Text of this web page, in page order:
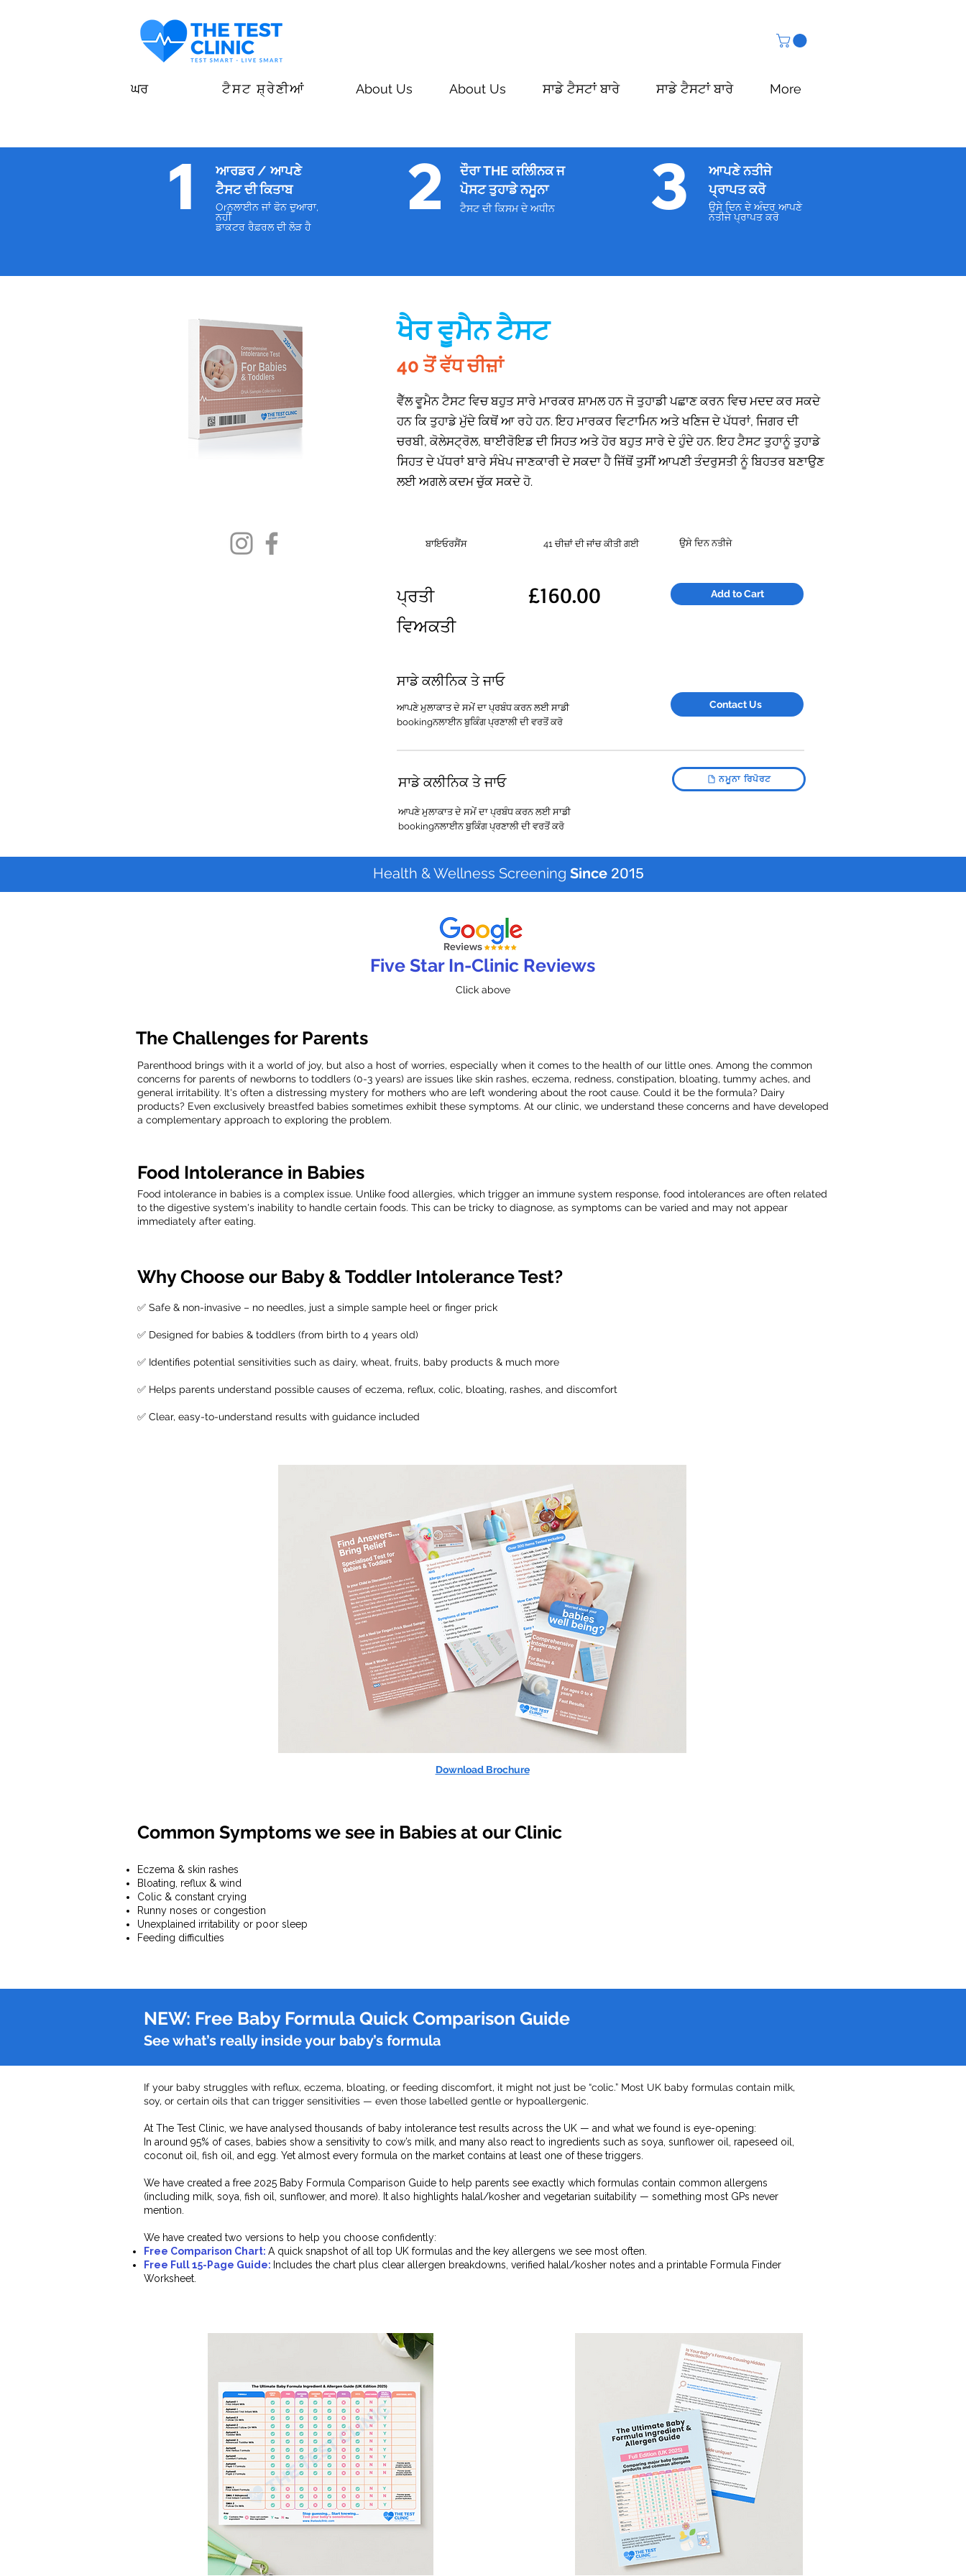
ਘਰ ਟੈਸਟ ਸ਼੍ਰੇਣੀਆਂ About Us About Us ਸਾਡੇ ਟੈਸਟਾਂ ਬਾਰੇ ਸਾਡੇ ਟੈਸਟਾਂ ਬਾਰੇ More
1 ਆਰਡਰ / ਆਪਣੇ
ਟੈਸਟ ਦੀ ਕਿਤਾਬ
Orਨਲਾਈਨ ਜਾਂ ਫੋਨ ਦੁਆਰਾ,
ਨਹੀਂ
ਡਾਕਟਰ ਰੈਫ਼ਰਲ ਦੀ ਲੋੜ ਹੈ
2 ਦੌਰਾ THE ਕਲੀਿਨਕ ਜ
ਪੋਸਟ ਤੁਹਾਡੇ ਨਮੂਨਾ
ਟੈਸਟ ਦੀ ਕਿਸਮ ਦੇ ਅਧੀਨ 3
ਆਪਣੇ ਨਤੀਜੇ
ਪ੍ਰਾਪਤ ਕਰੋ
ਉਸੇ ਦਿਨ ਦੇ ਅੰਦਰ ਆਪਣੇ
ਨਤੀਜੇ ਪ੍ਰਾਪਤ ਕਰੋ
ਖੈਰ ਵੂਮੈਨ ਟੈਸਟ
40 ਤੋਂ ਵੱਧ ਚੀਜ਼ਾਂ
ਵੈੱਲ ਵੂਮੈਨ ਟੈਸਟ ਵਿਚ ਬਹੁਤ ਸਾਰੇ ਮਾਰਕਰ ਸ਼ਾਮਲ ਹਨ ਜੋ ਤੁਹਾਡੀ ਪਛਾਣ ਕਰਨ ਵਿਚ ਮਦਦ ਕਰ ਸਕਦੇ
ਹਨ ਕਿ ਤੁਹਾਡੇ ਮੁੱਦੇ ਕਿਥੋਂ ਆ ਰਹੇ ਹਨ. ਇਹ ਮਾਰਕਰ ਵਿਟਾਮਿਨ ਅਤੇ ਖਣਿਜ ਦੇ ਪੱਧਰਾਂ, ਜਿਗਰ ਦੀ
ਚਰਬੀ, ਕੋਲੇਸਟ੍ਰੋਲ, ਥਾਈਰੋਇਡ ਦੀ ਸਿਹਤ ਅਤੇ ਹੋਰ ਬਹੁਤ ਸਾਰੇ ਦੇ ਹੁੰਦੇ ਹਨ. ਇਹ ਟੈਸਟ ਤੁਹਾਨੂੰ ਤੁਹਾਡੇ
ਸਿਹਤ ਦੇ ਪੱਧਰਾਂ ਬਾਰੇ ਸੰਖੇਪ ਜਾਣਕਾਰੀ ਦੇ ਸਕਦਾ ਹੈ ਜਿੱਥੋਂ ਤੁਸੀਂ ਆਪਣੀ ਤੰਦਰੁਸਤੀ ਨੂੰ ਬਿਹਤਰ ਬਣਾਉਣ
ਲਈ ਅਗਲੇ ਕਦਮ ਚੁੱਕ ਸਕਦੇ ਹੋ.
ਬਾਇਓਰਸੈਂਸ 41 ਚੀਜ਼ਾਂ ਦੀ ਜਾਂਚ ਕੀਤੀ ਗਈ ਉਸੇ ਦਿਨ ਨਤੀਜੇ
ਪ੍ਰਤੀ
ਵਿਅਕਤੀ
£160.00 Add to Cart
ਸਾਡੇ ਕਲੀਨਿਕ ਤੇ ਜਾਓ
ਆਪਣੇ ਮੁਲਾਕਾਤ ਦੇ ਸਮੇਂ ਦਾ ਪ੍ਰਬੰਧ ਕਰਨ ਲਈ ਸਾਡੀ
bookingਨਲਾਈਨ ਬੁਕਿੰਗ ਪ੍ਰਣਾਲੀ ਦੀ ਵਰਤੋਂ ਕਰੋ
Contact Us
ਸਾਡੇ ਕਲੀਨਿਕ ਤੇ ਜਾਓ ਨਮੂਨਾ ਰਿਪੋਰਟ
ਆਪਣੇ ਮੁਲਾਕਾਤ ਦੇ ਸਮੇਂ ਦਾ ਪ੍ਰਬੰਧ ਕਰਨ ਲਈ ਸਾਡੀ
bookingਨਲਾਈਨ ਬੁਕਿੰਗ ਪ੍ਰਣਾਲੀ ਦੀ ਵਰਤੋਂ ਕਰੋ
Health & Wellness Screening Since 2015
Five Star In-Clinic Reviews
Click above
The Challenges for Parents
Parenthood brings with it a world of joy, but also a host of worries, especially when it comes to the health of our little ones. Among the common
concerns for parents of newborns to toddlers (0-3 years) are issues like skin rashes, eczema, redness, constipation, bloating, tummy aches, and
general irritability. It's often a distressing mystery for mothers who are left wondering about the root cause. Could it be the formula? Dairy
products? Even exclusively breastfed babies sometimes exhibit these symptoms. At our clinic, we understand these concerns and have developed
a complementary approach to exploring the problem.
Food Intolerance in Babies
Food intolerance in babies is a complex issue. Unlike food allergies, which trigger an immune system response, food intolerances are often related
to the digestive system's inability to handle certain foods. This can be tricky to diagnose, as symptoms can be varied and may not appear
immediately after eating.
Why Choose our Baby & Toddler Intolerance Test?
✅ Safe & non-invasive – no needles, just a simple sample heel or finger prick
✅ Designed for babies & toddlers (from birth to 4 years old)
✅ Identifies potential sensitivities such as dairy, wheat, fruits, baby products & much more
✅ Helps parents understand possible causes of eczema, reflux, colic, bloating, rashes, and discomfort
✅ Clear, easy-to-understand results with guidance included
Download Brochure
Common Symptoms we see in Babies at our Clinic
Eczema & skin rashes
Bloating, reflux & wind
Colic & constant crying
Runny noses or congestion
Unexplained irritability or poor sleep
Feeding difficulties
See what’s really inside your baby’s formula
NEW: Free Baby Formula Quick Comparison Guide
If your baby struggles with reflux, eczema, bloating, or feeding discomfort, it might not just be “colic.” Most UK baby formulas contain milk,
soy, or certain oils that can trigger sensitivities — even those labelled gentle or hypoallergenic.
At The Test Clinic, we have analysed thousands of baby intolerance test results across the UK — and what we found is eye-opening:
In around 95% of cases, babies show a sensitivity to cow’s milk, and many also react to ingredients such as soya, sunflower oil, rapeseed oil,
coconut oil, fish oil, and egg. Yet almost every formula on the market contains at least one of these triggers.
We have created a free 2025 Baby Formula Comparison Guide to help parents see exactly which formulas contain common allergens
(including milk, soya, fish oil, sunflower, and more). It also highlights halal/kosher and vegetarian suitability — something most GPs never
mention.
We have created two versions to help you choose confidently:
Free Comparison Chart: A quick snapshot of all top UK formulas and the key allergens we see most often.
Free Full 15-Page Guide: Includes the chart plus clear allergen breakdowns, verified halal/kosher notes and a printable Formula Finder
Worksheet.